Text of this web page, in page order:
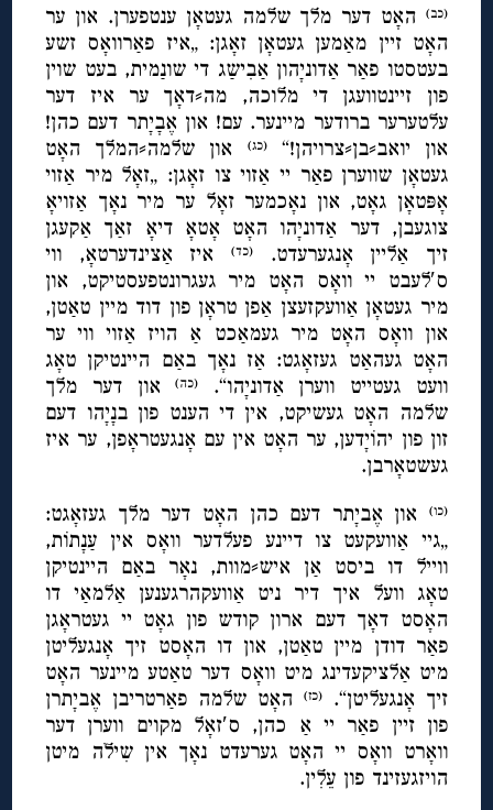
(כב) האָט דער מלך שלמה געטאָן ענטפערן. און ער
האָט זיין מאַמען געטאָן זאָגן: „איז פאַרוואָס זשע
בעטסטו פאַר אַדוניָהון אַבִישַג די שונַמית, בעט שוין
פון זיינטוועגן די מלוכה, מה⸗דאָך ער איז דער
עלטערער ברודער מיינער. עם! און אֶבָיָתר דעם כהן!
און יואב⸗בן⸗צרויהן!“(כג)
און שלמה⸗המלך האָט
געטאָן שווערן פאַר יי אַזוי צו זאָגן: „זאָל מיר אַזוי
אָפּטאָן גאָט, און נאָכמער זאָל ער מיר נאָך אַזויאָ
צוגעבן, דער אַדוניָהו האָט אָטאָ דיאָ זאַך אַקעגן
זיך אַליין אָנגערעדט.
(כד)
איז אַצינדערטאָ, ווי
ס′לעבט יי וואָס האָט מיר געגרונטפעסטיקט, און
מיר געטאָן אַוועקזעצן אַפן טראָן פון דוד מיין טאַטן,
און וואָס האָט מיר געמאַכט אַ הויז אַזוי ווי ער
האָט געהאַט געזאָגט: אַז נאָך באַם היינטיקן טאָג
וועט געטייט ווערן אַדוניָהו“.
(כה)און דער מלך
שלמה האָט געשיקט, אין די הענט פון בנָיָהו דעם
זון פון יהוֹיָדען, ער האָט אין עם אָנגעטראָפן, ער איז
געשטאָרבן.
(כו)
און אֶביָתר דעם כהן האָט דער מלך געזאָגט:
„גיי אַוועקעט צו דיינע פעלדער וואָס אין עַנָתוֹת,
ווייל דו ביסט אַן איש⸗מוות, נאָר באַם היינטיקן
טאָג וועל איך דיר ניט אַוועקהרגענען אַלמאַי דו
האָסט דאָך דעם ארון קודש פון גאָט יי געטראָגן
פאַר דודן מיין טאַטן, און דו האָסט זיך אָנגעליטן
מיט אַלציקעדינג מיט וואָס דער טאַטע מיינער האָט
זיך אָנגעליטן“.(כז)
האָט שלמה פאַרטריבן אֶביָתרן
פון זיין פאַר יי אַ כהן, ס′זאָל מקוים ווערן דער
וואָרט וואָס יי האָט גערעדט נאָך אין שִילֹה מיטן
הויזגעזינד פון עֵלִין.